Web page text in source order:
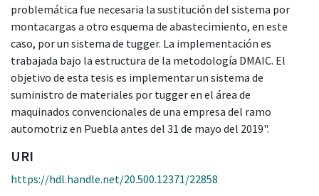
problemática fue necesaria la sustitución del sistema por
montacargas a otro esquema de abastecimiento, en este
caso, por un sistema de tugger. La implementación es
trabajada bajo la estructura de la metodología DMAIC. El
objetivo de esta tesis es implementar un sistema de
suministro de materiales por tugger en el área de
maquinados convencionales de una empresa del ramo
automotriz en Puebla antes del 31 de mayo del 2019".
URI
https://hdl.handle.net/20.500.12371/22858